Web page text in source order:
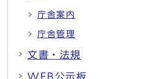
庁舎案内
庁舎管理
文書・法規
WEB公示板